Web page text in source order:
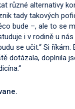
různé alternativy
tady takových
bude –, ale to se
i v rodině u
se učit.“ Si
dotázala, doplnila